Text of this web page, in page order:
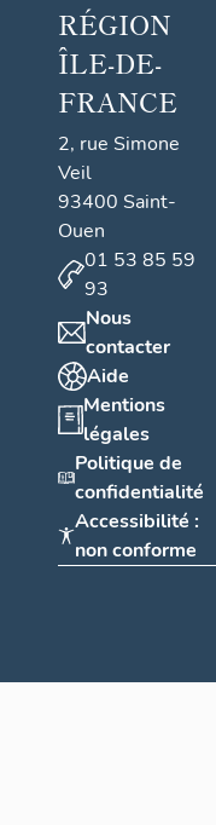
RÉGION
ÎLE-DE-
FRANCE
2, rue Simone
Veil
93400 Saint-
Ouen
01 53 85 59
93
Nous
contacter
Aide
Mentions
légales
Politique de
confidentialité
Accessibilité :
non conforme